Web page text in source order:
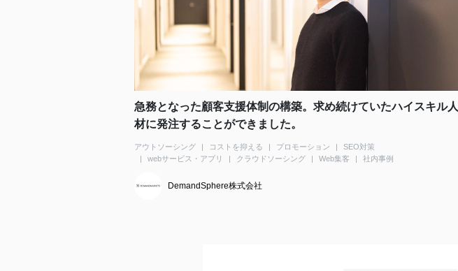
急務となった顧客支援体制の構築。求め続けていたハイスキル人
材に発注することができました。
アウトソーシング コストを抑える プロモーション
SEO対策
webサービス・アプリ
クラウドソーシング Web集客 社内事例
DemandSphere株式会社